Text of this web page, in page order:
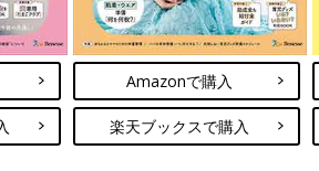
Amazonで購入
楽天ブックスで購入